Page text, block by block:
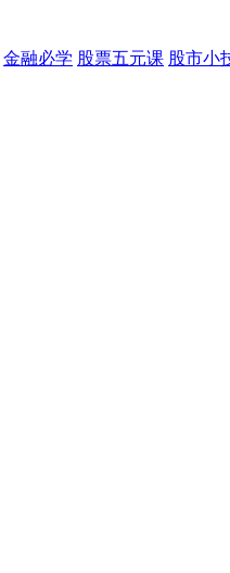
金融必学 股票五元课 股市小